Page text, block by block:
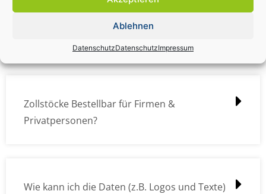
Ablehnen
DatenschutzDatenschutzImpressum
Zollstock Druckdatencheck / Profidatencheck
Zollstöcke Bestellbar für Firmen &
Privatpersonen?
Wie kann ich die Daten (z.B. Logos und Texte)